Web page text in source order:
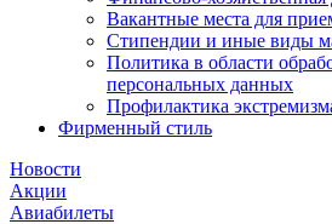
Вакантные места для
Стипендии и иные виды
Политика в области
персональных данных
Профилактика
Фирменный стиль
Новости
Акции
Авиабилеты